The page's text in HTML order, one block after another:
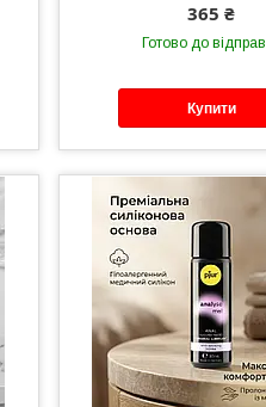
365 ₴
Готово до
Купити